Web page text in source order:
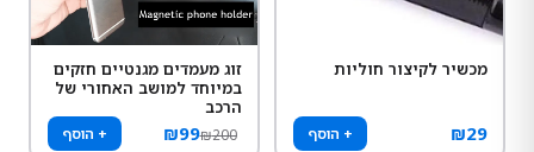
מכשיר לקיצור חוליות
₪29 + הוסף
זוג מעמדים מגנטיים חזקים
במיוחד למושב האחורי של
הרכב
₪99₪200 + הוסף